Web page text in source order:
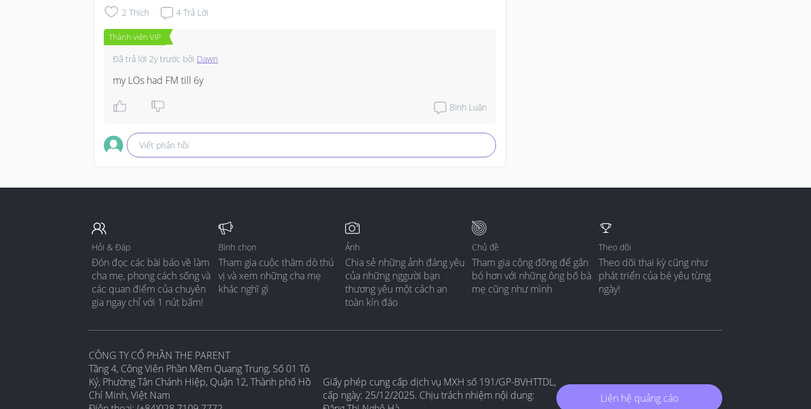
2 Thích 4 Trả Lời
Thành viên VIP
Đã trả lời 2y trước bởi Dawn
my LOs had FM till 6y
Bình Luận
Viết phản hồi
Hỏi & Đáp
Đón đọc các bài báo về làm
cha mẹ, phong cách sống và
các quan điểm của chuyên
gia ngay chỉ với 1 nút bấm!
Bình chọn
Tham gia cuộc thăm dò thú
vị và xem những cha mẹ
khác nghĩ gì
Ảnh
Chia sẻ những ảnh đáng yêu
của những nggười bạn
thương yêu một cách an
toàn kín đáo
Chủ đề
Tham gia cộng đồng để gắn
bó hơn với những ông bố bà
mẹ cũng như mình
Theo dõi
Theo dõi thai kỳ cũng như
phát triển của bé yêu từng
ngày!
CÔNG TY CỔ PHẦN THE PARENT
Tầng 4, Công Viên Phần Mềm Quang Trung, Số 01 Tô
Ký, Phường Tân Chánh Hiệp, Quận 12, Thành phố Hồ
Chí Minh, Việt Nam
Giấy phép cung cấp dịch vụ MXH số 191/GP-BVHTTDL,
cấp ngày: 25/12/2025. Chịu trách nhiệm nội dung:
Liên hệ quảng cáo